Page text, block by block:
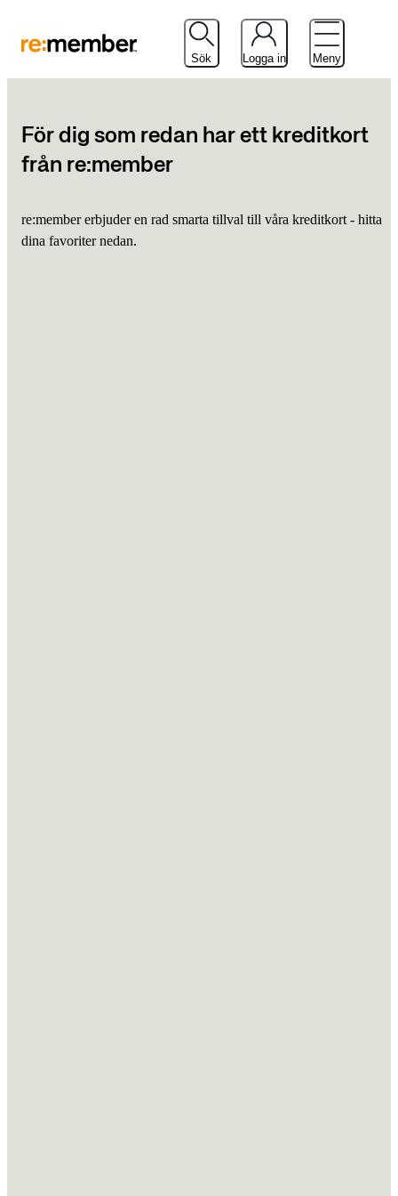
Sök Logga in Meny
För dig som redan har ett kreditkort
från re:member
re:member erbjuder en rad smarta tillval till våra kreditkort - hitta
dina favoriter nedan.